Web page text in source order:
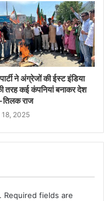
ने अंग्रेजों की ईस्ट इंडिया
तरह कई कंपनियां बनाकर देश
तिलक राज
18, 2025
Required fields are